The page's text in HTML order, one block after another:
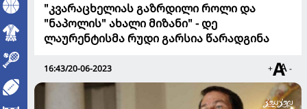
"კვარაცხელიას გაზრდილი როლი და
"ნაპოლის" ახალი მიზანი" - დე
ლაურენტისმა რუდი გარსია წარადგინა
16:43/20-06-2023 + -